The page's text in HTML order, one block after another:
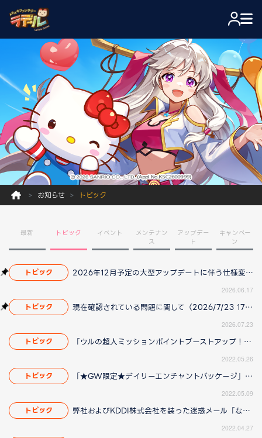
お知らせ トピック
最新 トピック イベント
メンテナン
ス
アップデー
ト
キャンペー
ン
トピック 2026年12月予定の大型アップデートに伴う仕様変更のお知らせ
2026.06.17
トピック 現在確認されている問題に関して（2026/7/23 17:00更新）
2026.07.23
トピック 「ウルの超人ミッションポイントブーストアップ！」につきまして「ウルの超人ミッションポイントブーストアップ！」につきまして（2022/05/27 13:30更新）
2022.05.26
トピック 「★GW限定★デイリーエンチャントパッケージ」につきまして
2022.05.09
トピック 弊社およびKDDI株式会社を装った迷惑メール「なりすましメール」にご注意ください
2022.04.27